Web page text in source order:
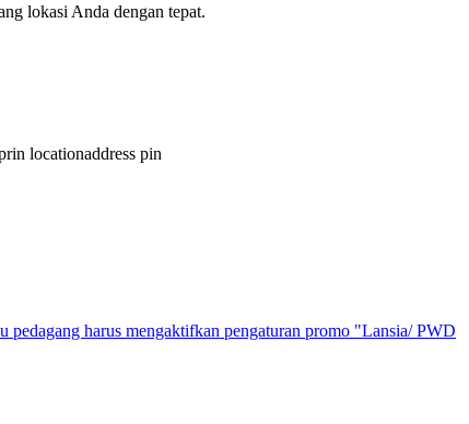
lokasi Anda dengan tepat.
locationaddress pin
harus mengaktifkan pengaturan promo "Lansia/ PWD